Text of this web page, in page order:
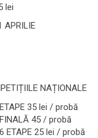
lei
APRILIE
NAȚIONALE
35 lei / probă
45 / probă
ETAPE 25 lei / probă